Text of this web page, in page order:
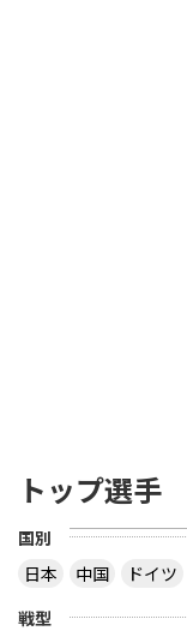
トップ選手
国別
日本
中国 ドイツ
戦型